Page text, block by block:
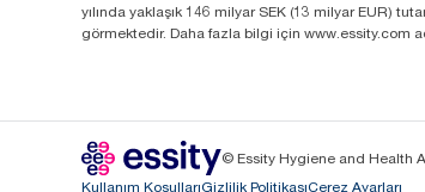
yılında yaklaşık 146 milyar SEK (13 milyar EUR)
görmektedir. Daha fazla bilgi için www.essity.com
© Essity Hygiene and Health
Kullanım KoşullarıGizlilik PolitikasıÇerez Ayarları